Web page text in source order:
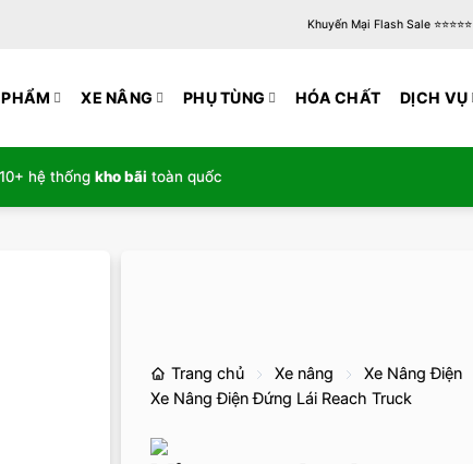
Khuyến Mại Flash Sale ⭐️⭐️⭐️⭐️⭐️
XE NÂNG PHỤ TÙNG HÓA CHẤT DỊCH VỤ
10+ hệ thống kho bãi toàn quốc
Trang chủ Xe nâng Xe Nâng Điện
Xe Nâng Điện Đứng Lái Reach Truck